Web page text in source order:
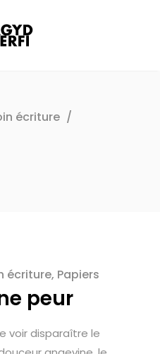
écriture /
écriture, Papiers
peur
voir disparaître le